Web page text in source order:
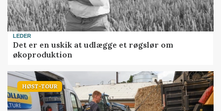
LEDER
Det er en uskik at udlægge et røgslør om
økoproduktion
HØST-TOUR